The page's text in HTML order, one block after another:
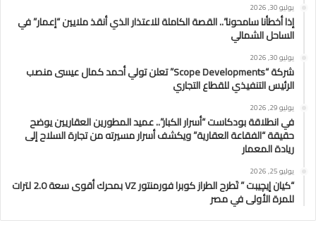
يوليو 30, 2026
إذا أخطأنا سامحونا”.. القصة الكاملة للاعتذار الذي أنقذ ملايين “إعمار” في
الساحل الشمالي
يوليو 30, 2026
شركة “Scope Developments” تعلن تولي أحمد كمال عيسى منصب
الرئيس التنفيذي للقطاع التجاري
يوليو 29, 2026
في انطلاقة بودكاست “أسرار الكبار”.. عميد المطورين العقاريين يوضح
حقيقة “الفقاعة العقارية” ويكشف أسرار مسيرته من تجارة السلاح إلى
ريادة المعمار
يوليو 25, 2026
“كيان إيچيبت ” تَطرح الطراز كوبرا فورمنتور VZ بمحرك أقوى سعة 2.0 لترات
للمرة الأولى في مصر